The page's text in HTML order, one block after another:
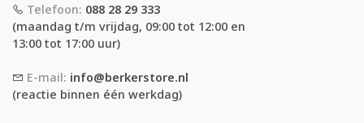
Telefoon: 088 28 29 333
(maandag t/m vrijdag, 09:00 tot 12:00 en
13:00 tot 17:00 uur)
E-mail: info@berkerstore.nl
(reactie binnen één werkdag)